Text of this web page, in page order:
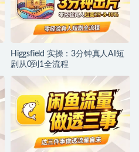
Higgsfield 实操：3分钟真人AI短
剧从0到1全流程